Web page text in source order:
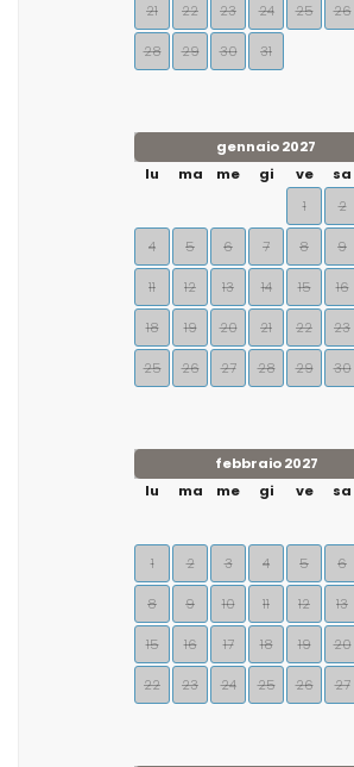
21 22 23 24 25 26
28 29 30 31
gennaio 2027
lu
ma me gi ve sa
1
2
4 5 6 7 8 9
11 12 13 14 15 16
18 19 20 21 22 23
25 26 27 28 29 30
febbraio 2027
lu
ma me gi ve sa
1 2 3 4 5 6
8 9 10 11 12 13
15 16 17 18 19 20
22 23 24 25 26 27